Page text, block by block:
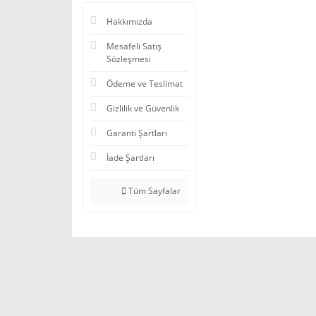
Hakkımızda
Mesafeli Satış
Sözleşmesi
Ödeme ve Teslimat
Gizlilik ve Güvenlik
Garanti Şartları
İade Şartları
Tüm Sayfalar